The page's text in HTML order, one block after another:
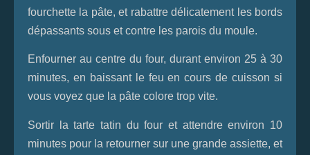
fourchette la pâte, et rabattre délicatement les bords
dépassants sous et contre les parois du moule.
Enfourner au centre du four, durant environ 25 à 30
minutes, en baissant le feu en cours de cuisson si
vous voyez que la pâte colore trop vite.
Sortir la tarte tatin du four et attendre environ 10
minutes pour la retourner sur une grande assiette, et